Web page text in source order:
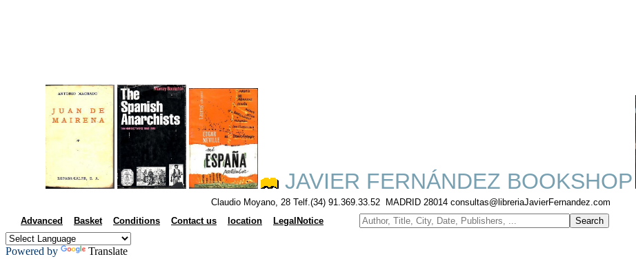
JAVIER FERNÁNDEZ BOOKSHOP
Claudio Moyano, 28 Telf.(34) 91.369.33.52 MADRID 28014 consultas@libreriaJavierFernandez.com
Advanced Basket Conditions Contact us location LegalNotice
Powered by Translate